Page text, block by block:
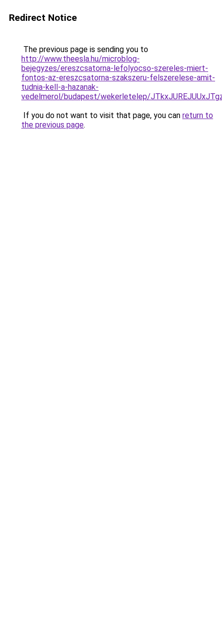
Redirect Notice
The previous page is sending you to
http://www.theesla.hu/microblog-
bejegyzes/ereszcsatorna-lefolyocso-szereles-miert-
fontos-az-ereszcsatorna-szakszeru-felszerelese-amit-
tudnia-kell-a-hazanak-
vedelmerol/budapest/wekerletelep/
If you do not want to visit that page, you can return to
the previous page.